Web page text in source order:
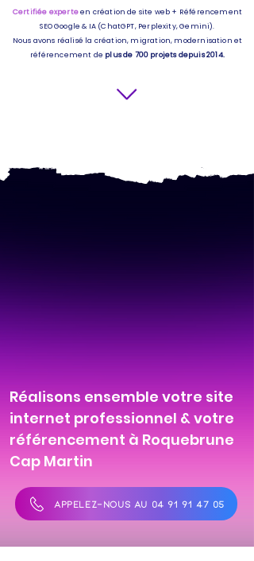
Certifiée experteen création de site web + Référencement
SEO Google & IA (ChatGPT, Perplexity, Gemini).
Nous avons réalisé la création, migration, modernisation et
référencement de plus de 700 projets depuis 2014.
Réalisons ensemble votre site
internet professionnel & votre
référencement à Roquebrune
Cap Martin
APPELEZ-NOUS AU 04 91 91 47 05